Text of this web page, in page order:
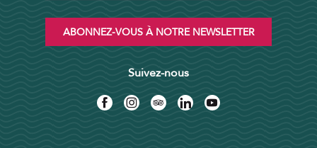
ABONNEZ-VOUS À NOTRE NEWSLETTER
Suivez-nous